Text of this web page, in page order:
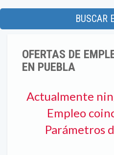
BUSCAR
OFERTAS DE
EN PUEBLA
Actualmente
Empleo
Parámetros